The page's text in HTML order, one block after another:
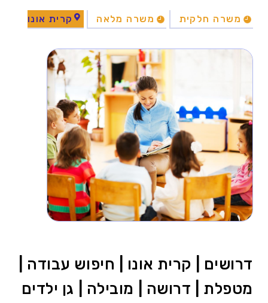
משרה חלקית משרה מלאה קרית אונו
דרושים | קרית אונו | חיפוש עבודה |
מטפלת | דרושה | מובילה | גן ילדים